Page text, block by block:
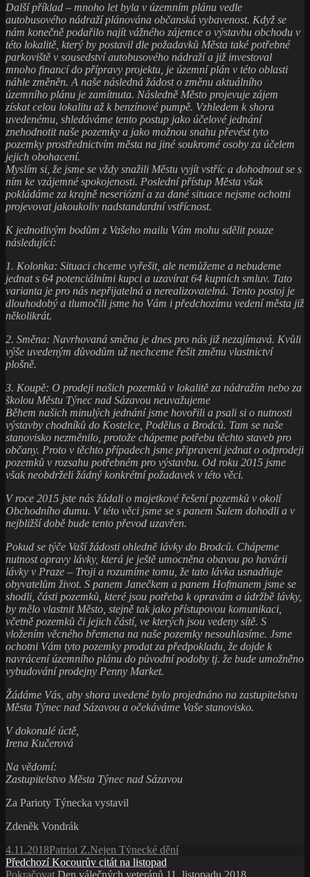
Další příklad – mnoho let byla v územním plánu vedle
autobusového nádraží plánována občanská vybavenost. Když se
nám konečně podařilo najít vážného zájemce o výstavbu obchodu v
této lokalitě, který by postavil dle požadavků Města také potřebné
parkoviště v sousedství autobusového nádraží a již investoval
mnoho financí do přípravy projektu, je územní plán v této oblasti
náhle změněn. A naše následná žádost o změnu aktuálního
územního plánu je zamítnuta. Následně Město projevuje zájem
získat celou lokalitu až k benzínové pumpě. Vzhledem k shora
uvedenému, shledáváme tento postup jako účelové jednání
znehodnotit naše pozemky a jako možnou snahu převést tyto
pozemky prostřednictvím města na jiné soukromé osoby za účelem
jejich obohacení.
Myslím si, že jsme se vždy snažili Městu vyjít vstříc a dohodnout se s
ním ke vzájemné spokojenosti. Poslední přístup Města však
pokládáme za krajně neseriózní a za dané situace nejsme ochotni
projevovat jakoukoliv nadstandardní vstřícnost.
K jednotlivým bodům z Vašeho mailu Vám mohu sdělit pouze
následující:
1. Kolonka: Situaci chceme vyřešit, ale nemůžeme a nebudeme
jednat s 64 potenciálními kupci a uzavírat 64 kupních smluv. Tato
varianta je pro nás nepřijatelná a nerealizovatelná. Tento postoj je
dlouhodobý a tlumočili jsme ho Vám i předchozímu vedení města již
několikrát.
2. Směna: Navrhovaná směna je dnes pro nás již nezajímavá. Kvůli
výše uvedeným důvodům už nechceme řešit změnu vlastnictví
plošně.
3. Koupě: O prodeji našich pozemků v lokalitě za nádražím nebo za
školou Městu Týnec nad Sázavou neuvažujeme
Během našich minulých jednání jsme hovořili a psali si o nutnosti
výstavby chodníků do Kostelce, Podělus a Brodců. Tam se naše
stanovisko nezměnilo, protože chápeme potřebu těchto staveb pro
občany. Proto v těchto případech jsme připraveni jednat o odprodeji
pozemků v rozsahu potřebném pro výstavbu. Od roku 2015 jsme
však neobdrželi žádný konkrétní požadavek v této věci.
V roce 2015 jste nás žádali o majetkové řešení pozemků v okolí
Obchodního dumu. V této věci jsme se s panem Šulem dohodli a v
nejbližší době bude tento převod uzavřen.
Pokud se týče Vaší žádosti ohledně lávky do Brodců. Chápeme
nutnost opravy lávky, která je ještě umocněna obavou po havárii
lávky v Praze – Troji a rozumíme tomu, že tato lávka usnadňuje
obyvatelům život. S panem Janečkem a panem Hofmanem jsme se
shodli, části pozemků, které jsou potřeba k opravám a údržbě lávky,
by mělo vlastnit Město, stejně tak jako přístupovou komunikaci,
včetně pozemků či jejich částí, ve kterých jsou vedeny sítě. S
vložením věcného břemena na naše pozemky nesouhlasíme. Jsme
ochotni Vám tyto pozemky prodat za předpokladu, že dojde k
navrácení územního plánu do původní podoby tj. že bude umožněno
vybudování prodejny Penny Market.
Žádáme Vás, aby shora uvedené bylo projednáno na zastupitelstvu
Města Týnec nad Sázavou a očekáváme Vaše stanovisko.
V dokonalé úctě,
Irena Kučerová
Na vědomí:
Zastupitelstvo Města Týnec nad Sázavou
Za Parioty Týnecka vystavil
Zdeněk Vondrák
Publikováno:
4.11.2018Autor:
Patriot Z.Rubriky:
Nejen Týnecké dění
Navigace
Předchozí Předchozí
příspěvek:
Kocourův citát na listopad
Pokračovat Následující
Den válečných veteránů 11. listopadu 2018